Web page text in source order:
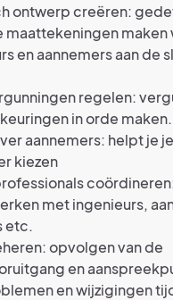
ontwerp creëren:
maken
en aannemers aan de
regelen:
in orde maken.
aannemers: helpt je je
kiezen
met ingenieurs,
etc.
opvolgen van de
en
en wijzigingen